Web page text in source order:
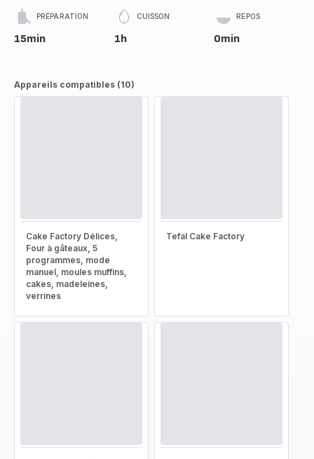
PRÉPARATION
15min
CUISSON
1h
REPOS
0min
Appareils compatibles (10)
Cake Factory Délices,
Four à gâteaux, 5
programmes, mode
manuel, moules muffins,
cakes, madeleines,
verrines
Tefal Cake Factory